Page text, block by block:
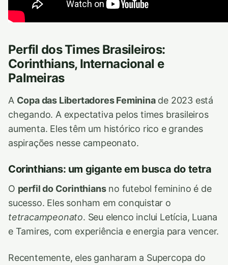
Perfil dos Times Brasileiros:
Corinthians, Internacional e
Palmeiras
A Copa das Libertadores Femininade 2023 está
chegando. A expectativa pelos times brasileiros
aumenta. Eles têm um histórico rico e grandes
aspirações nesse campeonato.
Corinthians: um gigante em busca do tetra
O perfil do Corinthiansno futebol feminino é de
sucesso. Eles sonham em conquistar o
tetracampeonato. Seu elenco inclui Letícia, Luana
e Tamires, com experiência e energia para vencer.
Recentemente, eles ganharam a Supercopa do